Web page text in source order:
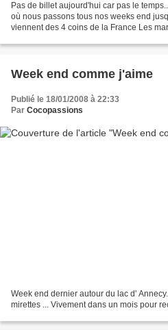
Pas de billet aujourd'hui car pas le
où nous passons tous nos weeks end
viennent des 4 coins de la France Les
Week end comme j'aime
Publié le 18/01/2008 à 22:33
Par Cocopassions
Week end dernier autour du lac d'
mirettes ... Vivement dans un mois pour